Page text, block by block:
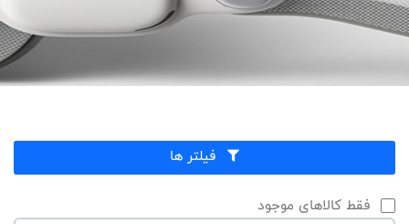
فیلتر ها
فقط کالاهای موجود